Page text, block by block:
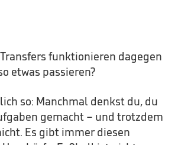
funktionieren dagegen
etwas passieren?
so: Manchmal denkst du, du
gemacht – und trotzdem
Es gibt immer diesen